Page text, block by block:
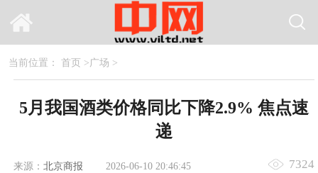
当前位置： 首页 >广场 >
5月我国酒类价格同比下降2.9% 焦点速
递
来源： 北京商报 2026-06-10 20:46:45 7324